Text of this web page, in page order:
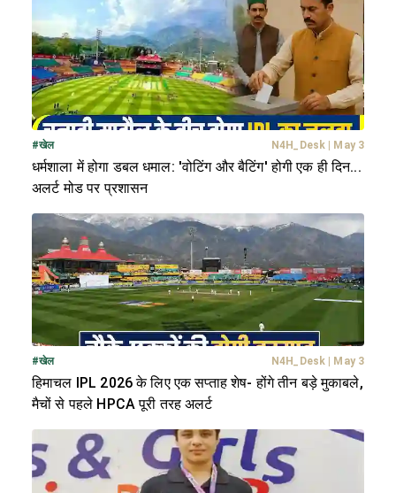
#खेल N4H_Desk | May 3
धर्मशाला में होगा डबल धमाल: 'वोटिंग और बैटिंग' होगी एक ही दिन...
अलर्ट मोड पर प्रशासन
#खेल N4H_Desk | May 3
हिमाचल IPL 2026 के लिए एक सप्ताह शेष- होंगे तीन बड़े मुकाबले,
मैचों से पहले HPCA पूरी तरह अलर्ट